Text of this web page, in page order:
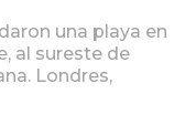
una playa en
al sureste de
Londres,